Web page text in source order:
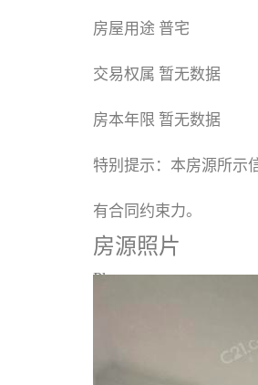
房屋用途 普宅
交易权属 暂无数据
房本年限 暂无数据
特别提示：本房源所示
有合同约束力。
房源照片
Photos